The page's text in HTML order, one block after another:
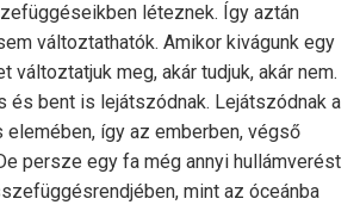
léteznek. Így aztán
változtathatók. Amikor kivágunk egy
változtatjuk meg, akár tudjuk, akár nem.
és bent is lejátszódnak. Lejátszódnak a
így az emberben, végső
persze egy fa még annyi hullámverést
mint az óceánba